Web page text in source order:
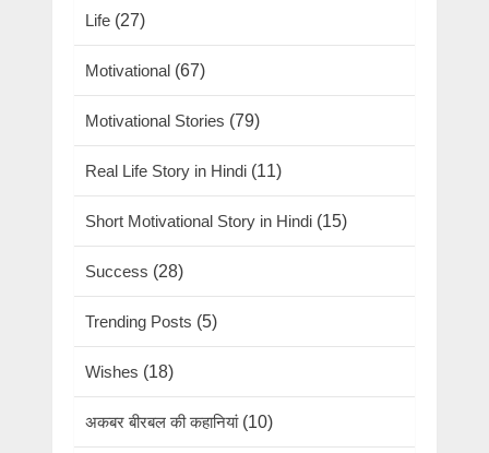
Life (27)
Motivational (67)
Motivational Stories (79)
Real Life Story in Hindi (11)
Short Motivational Story in Hindi (15)
Success (28)
Trending Posts (5)
Wishes (18)
अकबर बीरबल की कहानियां(10)